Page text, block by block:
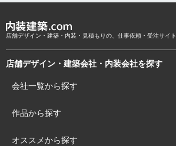
店舗デザイン・建築・内装・見積もりの、仕事依頼・受注サイト
店舗デザイン・建築会社・内装会社を探す
会社一覧から探す
作品から探す
オススメから探す